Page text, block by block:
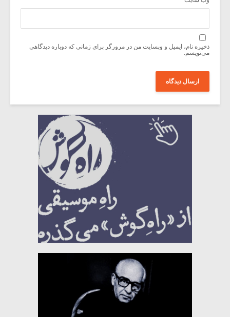
ذخیره نام، ایمیل و وبسایت من در مرورگر برای زمانی که دوباره دیدگاهی
می‌نویسم.